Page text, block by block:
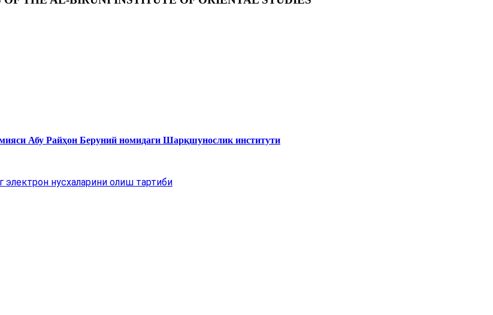
Абу Райҳон Беруний номидаги Шарқшунослик институти
электрон нусхаларини олиш тартиби